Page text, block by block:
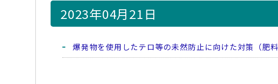
2023年04月21日
爆発物を使用したテロ等の未然防止に向けた対策（肥